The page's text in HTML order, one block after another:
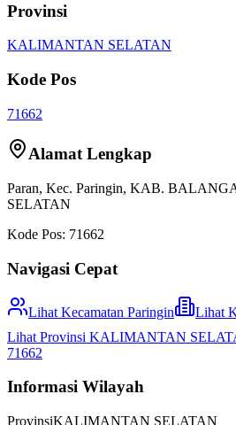
Provinsi
KALIMANTAN SELATAN
Kode Pos
71662
Alamat Lengkap
Paran, Kec. Paringin, KAB.
SELATAN
Kode Pos: 71662
Navigasi Cepat
Lihat Kecamatan Paringin Lihat
Lihat Provinsi KALIMANTAN
71662
Informasi Wilayah
ProvinsiKALIMANTAN SELATAN